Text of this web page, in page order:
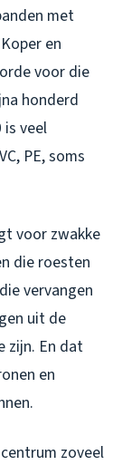
met
en
voor die
honderd
veel
PE, soms
voor zwakke
die roesten
vervangen
uit de
zijn. En dat
en
zoveel